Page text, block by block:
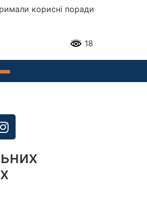
корисні поради
18